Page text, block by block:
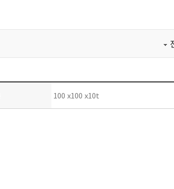
100 x100 x10t